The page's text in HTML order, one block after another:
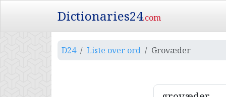
Dictionaries24.com
D24 Liste over ord Grovæder